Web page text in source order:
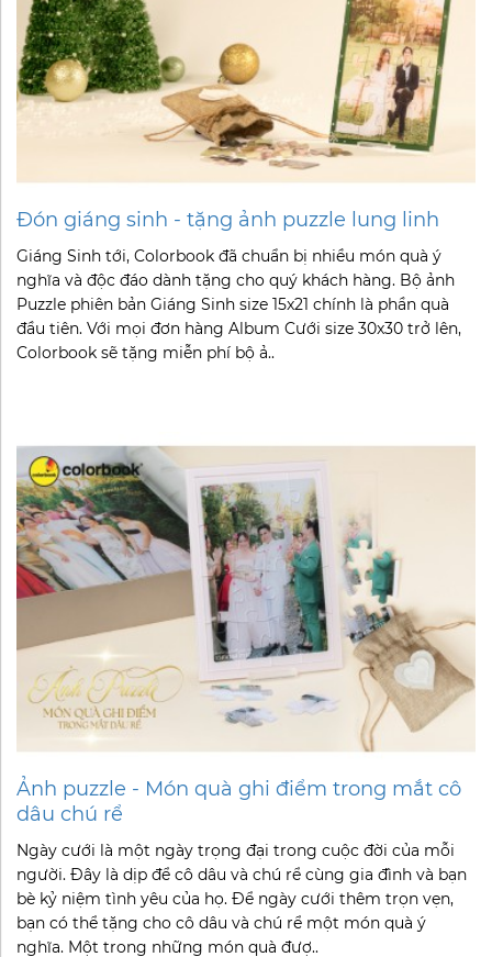
Đón giáng sinh - tặng ảnh puzzle lung linh
Giáng Sinh tới, Colorbook đã chuẩn bị nhiều món quà ý
nghĩa và độc đáo dành tặng cho quý khách hàng. Bộ ảnh
Puzzle phiên bản Giáng Sinh size 15x21 chính là phần quà
đầu tiên. Với mọi đơn hàng Album Cưới size 30x30 trở lên,
Colorbook sẽ tặng miễn phí bộ ả..
Ảnh puzzle - Món quà ghi điểm trong mắt cô
dâu chú rể
Ngày cưới là một ngày trọng đại trong cuộc đời của mỗi
người. Đây là dịp để cô dâu và chú rể cùng gia đình và bạn
bè kỷ niệm tình yêu của họ. Để ngày cưới thêm trọn vẹn,
bạn có thể tặng cho cô dâu và chú rể một món quà ý
nghĩa. Một trong những món quà đượ..